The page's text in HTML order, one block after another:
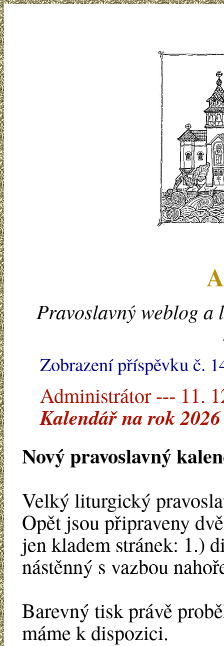
Pravoslavný weblog a
Zobrazení příspěvku č.
Administrátor --- 11.
Kalendář na rok 2026
Nový pravoslavný
Velký liturgický
Opět jsou připraveny
jen kladem stránek: 1.)
nástěnný s vazbou
Barevný tisk právě
máme k dispozici.